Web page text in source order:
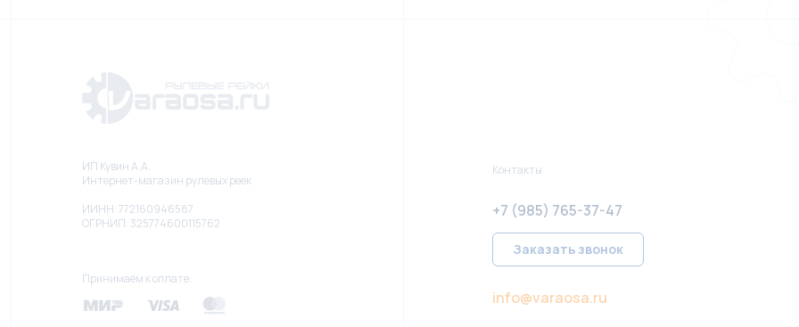
Принимаем к оплате:
Контакты
ИП Кувин А.А.
Интернет-магазин рулевых реек
ИИНН: 772160946587
ОГРНИП: 325774600115762
info@varaosa.ru
+7 (985) 765-37-47
Заказать звонок